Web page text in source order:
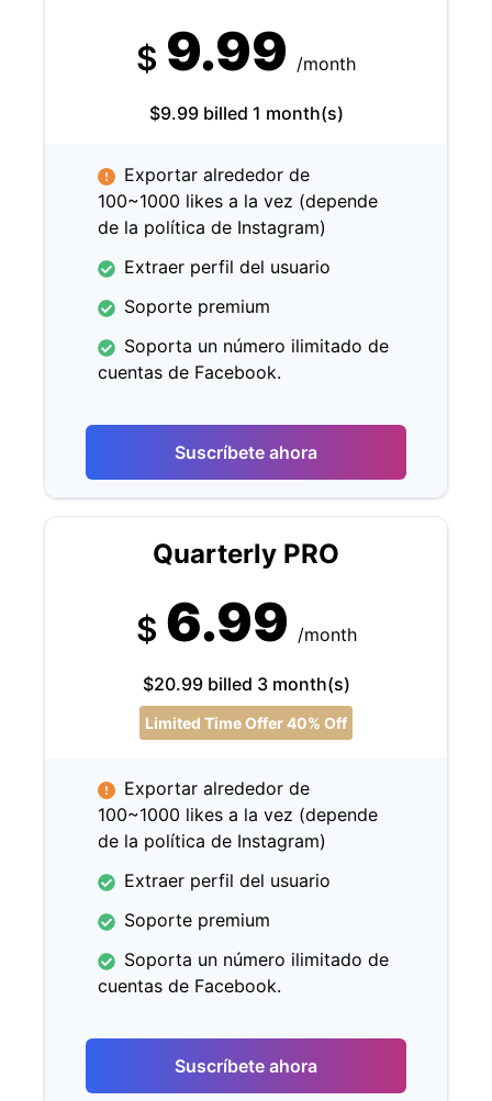
$ 9.99 /month
$9.99 billed 1 month(s)
Exportar alrededor de
100~1000 likes a la vez (depende
de la política de Instagram)
Extraer perfil del usuario
Soporte premium
Soporta un número ilimitado de
cuentas de Facebook.
Suscríbete ahora
Quarterly PRO
$ 6.99 /month
$20.99 billed 3 month(s)
Limited Time Offer 40% Off
Exportar alrededor de
100~1000 likes a la vez (depende
de la política de Instagram)
Extraer perfil del usuario
Soporte premium
Soporta un número ilimitado de
cuentas de Facebook.
Suscríbete ahora